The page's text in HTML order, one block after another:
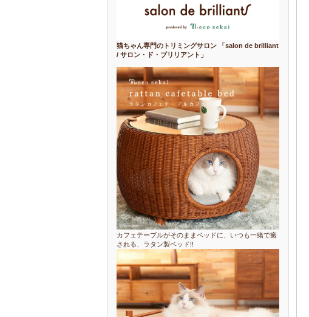
猫ちゃん専門のトリミングサロン 「salon de brilliant
/ サロン・ド・ブリリアント」
カフェテーブルがそのままベッドに、いつも一緒で癒
される、ラタン製ベッド!!